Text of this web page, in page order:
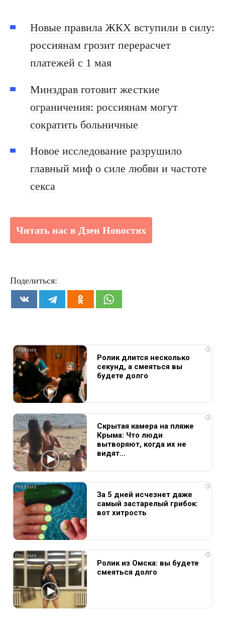
Новые правила ЖКХ вступили в силу:
россиянам грозит перерасчет
платежей с 1 мая
Минздрав готовит жесткие
ограничения: россиянам могут
сократить больничные
Новое исследование разрушило
главный миф о силе любви и частоте
секса
Читать нас в Дзен Новостях
Поделиться:
i
Ролик длится несколько
секунд, а смеяться вы
будете долго
i
Скрытая камера на пляже
Крыма: Что люди
вытворяют, когда их не
видят...
i
За 5 дней исчезнет даже
самый застарелый грибок:
вот хитрость
i
Ролик из Омска: вы будете
смеяться долго